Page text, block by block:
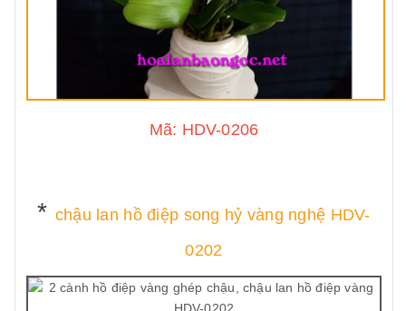
Mã: HDV-0206
* chậu lan hồ điệp song hỷ vàng nghệ HDV-
0202